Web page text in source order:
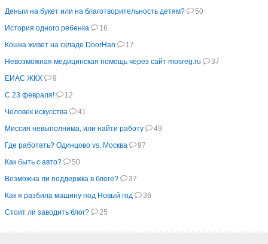
Деньги на букет или на благотворительность детям?
50
История одного ребенка
16
Кошка живет на складе DoorHan
17
Невозможная медицинская помощь через сайт mosreg.ru
37
ЕИАС ЖКХ
9
С 23 февраля!
12
Человек искусства
41
Миссия невыполнима, или найти работу
49
Где работать? Одинцово vs. Москва
97
Как быть с авто?
50
Возможна ли поддержка в блоге?
37
Как я разбила машину под Новый год
36
Стоит ли заводить блог?
25